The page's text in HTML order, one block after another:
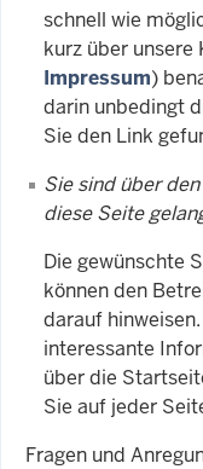
schnell wie
kurz über unsere
Impressum)
darin unbedingt
Sie den Link
Sie sind über
diese Seite
Die gewünschte
können den
darauf
interessante
über die
Sie auf jeder
Fragen und